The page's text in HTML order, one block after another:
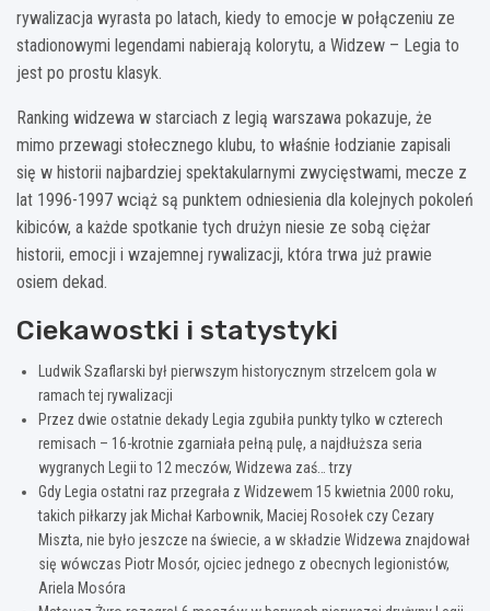
rywalizacja wyrasta po latach, kiedy to emocje w połączeniu ze
stadionowymi legendami nabierają kolorytu, a Widzew – Legia to
jest po prostu klasyk.
Ranking widzewa w starciach z legią warszawa pokazuje, że
mimo przewagi stołecznego klubu, to właśnie łodzianie zapisali
się w historii najbardziej spektakularnymi zwycięstwami, mecze z
lat 1996-1997 wciąż są punktem odniesienia dla kolejnych pokoleń
kibiców, a każde spotkanie tych drużyn niesie ze sobą ciężar
historii, emocji i wzajemnej rywalizacji, która trwa już prawie
osiem dekad.
Ciekawostki i statystyki
Ludwik Szaflarski był pierwszym historycznym strzelcem gola w
ramach tej rywalizacji
Przez dwie ostatnie dekady Legia zgubiła punkty tylko w czterech
remisach – 16-krotnie zgarniała pełną pulę, a najdłuższa seria
wygranych Legii to 12 meczów, Widzewa zaś… trzy
Gdy Legia ostatni raz przegrała z Widzewem 15 kwietnia 2000 roku,
takich piłkarzy jak Michał Karbownik, Maciej Rosołek czy Cezary
Miszta, nie było jeszcze na świecie, a w składzie Widzewa znajdował
się wówczas Piotr Mosór, ojciec jednego z obecnych legionistów,
Ariela Mosóra